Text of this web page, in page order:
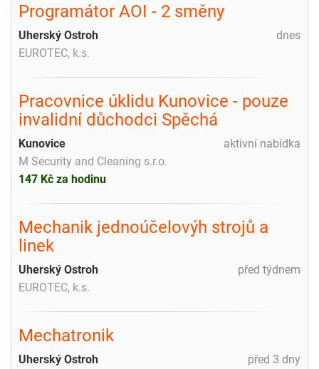
Programátor AOI - 2 směny
dnes
Uherský Ostroh
EUROTEC, k.s.
Pracovnice úklidu Kunovice - pouze
invalidní důchodci Spěchá
aktivní nabídka
Kunovice
M Security and Cleaning s.r.o.
147 Kč za hodinu
Mechanik jednoúčelovýh strojů a
linek
před týdnem
Uherský Ostroh
EUROTEC, k.s.
Mechatronik
před 3 dny
Uherský Ostroh